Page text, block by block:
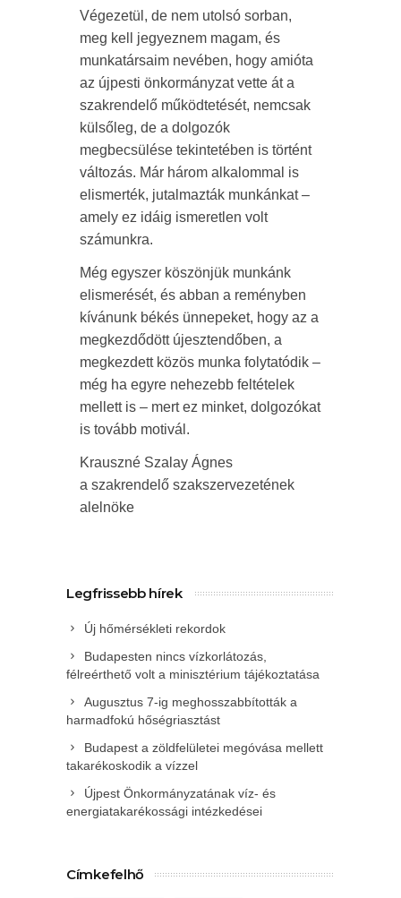
Végezetül, de nem utolsó sorban,
meg kell jegyeznem magam, és
munkatársaim nevében, hogy amióta
az újpesti önkormányzat vette át a
szakrendelő működtetését, nemcsak
külsőleg, de a dolgozók
megbecsülése tekintetében is történt
változás. Már három alkalommal is
elismerték, jutalmazták munkánkat –
amely ez idáig ismeretlen volt
számunkra.
Még egyszer köszönjük munkánk
elismerését, és abban a reményben
kívánunk békés ünnepeket, hogy az a
megkezdődött újesztendőben, a
megkezdett közös munka folytatódik –
még ha egyre nehezebb feltételek
mellett is – mert ez minket, dolgozókat
is tovább motivál.
Krauszné Szalay Ágnes
a szakrendelő szakszervezetének
alelnöke
Legfrissebb hírek
Új hőmérsékleti rekordok
Budapesten nincs vízkorlátozás,
félreérthető volt a minisztérium tájékoztatása
Augusztus 7-ig meghosszabbították a
harmadfokú hőségriasztást
Budapest a zöldfelületei megóvása mellett
takarékoskodik a vízzel
Újpest Önkormányzatának víz- és
energiatakarékossági intézkedései
Címkefelhő